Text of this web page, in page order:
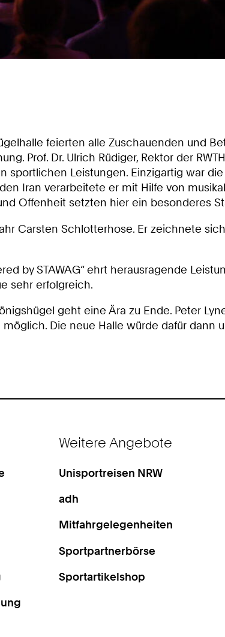
feierten alle Zuschauenden und
Prof. Dr. Ulrich Rüdiger, Rektor der
Leistungen. Einzigartig war
Iran verarbeitete er mit Hilfe von
Offenheit setzten hier ein besonderes
Carsten Schlotterhose. Er zeichnete
by STAWAG“ ehrt herausragende
sehr erfolgreich.
geht eine Ära zu Ende. Peter
Die neue Halle würde dafür dann
Weitere Angebote
Unisportreisen NRW
adh
Mitfahrgelegenheiten
Sportpartnerbörse
Sportartikelshop